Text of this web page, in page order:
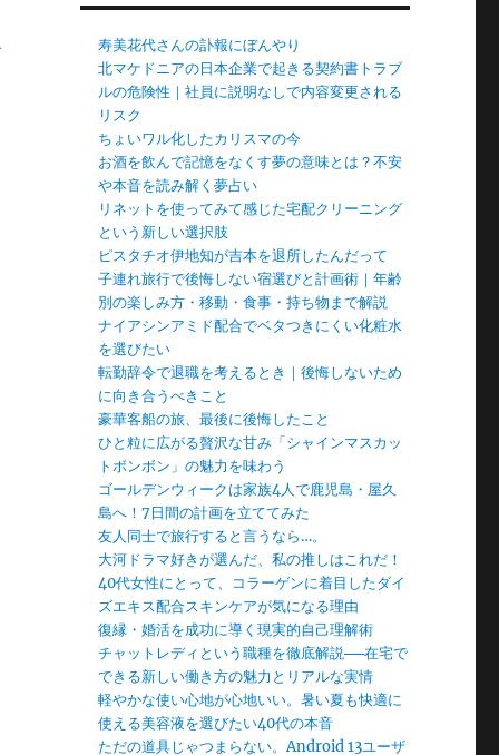
寿美花代さんの訃報にぼんやり
北マケドニアの日本企業で起きる契約書トラブ
ルの危険性｜社員に説明なしで内容変更される
リスク
ちょいワル化したカリスマの今
お酒を飲んで記憶をなくす夢の意味とは？不安
や本音を読み解く夢占い
リネットを使ってみて感じた宅配クリーニング
という新しい選択肢
ピスタチオ伊地知が吉本を退所したんだって
子連れ旅行で後悔しない宿選びと計画術｜年齢
別の楽しみ方・移動・食事・持ち物まで解説
ナイアシンアミド配合でベタつきにくい化粧水
を選びたい
転勤辞令で退職を考えるとき｜後悔しないため
に向き合うべきこと
豪華客船の旅、最後に後悔したこと
ひと粒に広がる贅沢な甘み「シャインマスカッ
トボンボン」の魅力を味わう
ゴールデンウィークは家族4人で鹿児島・屋久
島へ！7日間の計画を立ててみた
友人同士で旅行すると言うなら…。
大河ドラマ好きが選んだ、私の推しはこれだ！
40代女性にとって、コラーゲンに着目したダイ
ズエキス配合スキンケアが気になる理由
復縁・婚活を成功に導く現実的自己理解術
チャットレディという職種を徹底解説──在宅で
できる新しい働き方の魅力とリアルな実情
軽やかな使い心地が心地いい。暑い夏も快適に
使える美容液を選びたい40代の本音
ただの道具じゃつまらない。Android 13ユーザ